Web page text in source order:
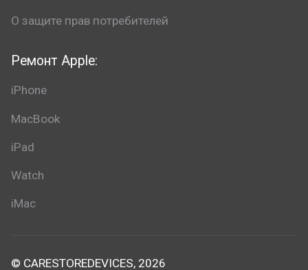
Ремонт Apple:
iPhone
MacBook
iPad
Watch
iMac
О защите прав потребителей
© CARESTOREDEVICES, 2026